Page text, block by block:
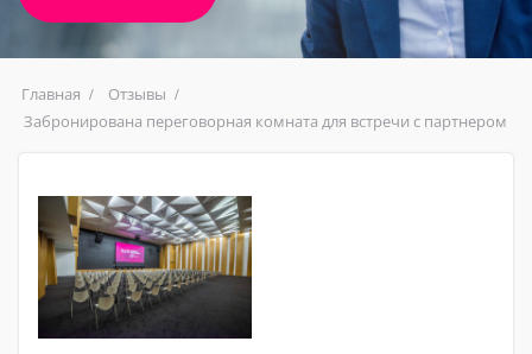
Главная
Отзывы
Забронирована переговорная комната для встречи с партнером